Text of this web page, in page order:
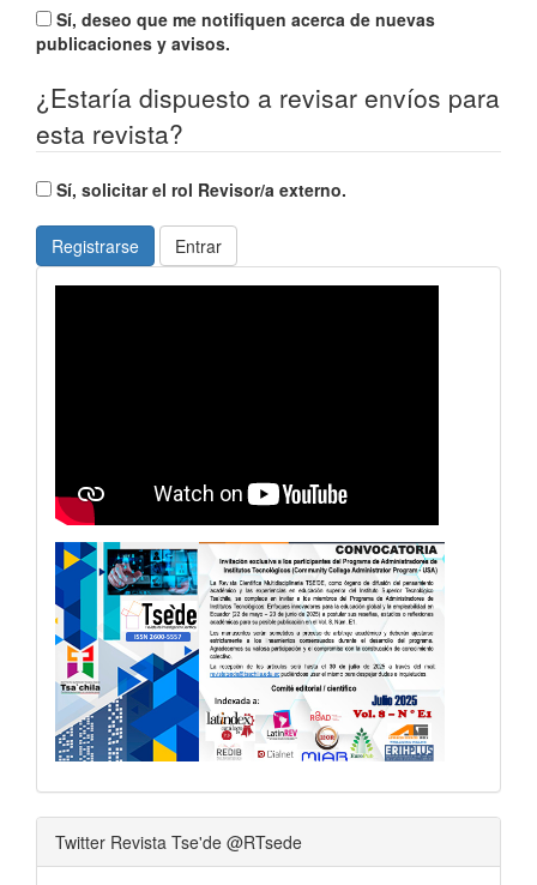
publicaciones y avisos.
¿Estaría dispuesto a revisar envíos para
esta revista?
Sí, solicitar el rol Revisor/a externo.
Registrarse Entrar
revistavideo
Twitter Revista Tse'de @RTsede